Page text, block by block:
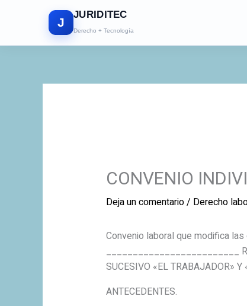
J
JURIDITEC
Derecho + Tecnología
CONVENIO
Deja un comentario/ Derecho
Convenio laboral que modifica
_________________________
SUCESIVO «EL TRABAJADOR»
ANTECEDENTES.